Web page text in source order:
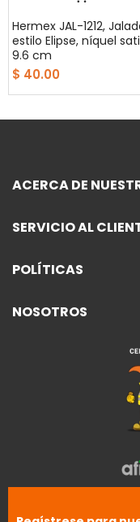
Hermex JAL-1212,
estilo Elipse, níquel
9.6 cm
$ 40.00
ACERCA DE
SERVICIO AL
POLÍTICAS
NOSOTROS